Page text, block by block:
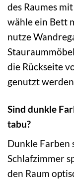
des Raumes
wähle ein Bett
nutze
die Rückseite
genutzt werden.
Sind dunkle
tabu?
Dunkle Farben
Schlafzimmer
den Raum